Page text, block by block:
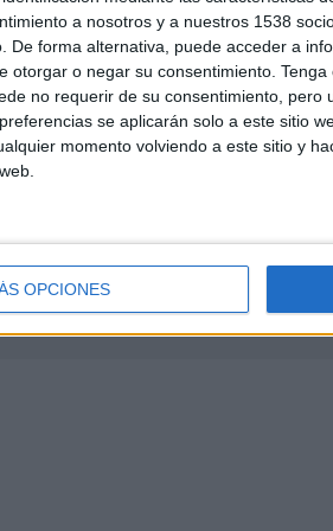
a nosotros y a nuestros 1538
De forma alternativa, puede acceder a
otorgar o negar su consentimiento. Tenga
no requerir de su consentimiento, pero
se aplicarán solo a este sitio
momento volviendo a este sitio y
OPCIONES
JustPremium). Aplicando
interno al departamento de
de operaciones de Adgage,
Manager, DV360 o MGID; y
y flujos de trabajo eficientes.
gracias a su bagaje profesional
aportará el talento
publicitarios de la forma más
SHARE ENVIAR